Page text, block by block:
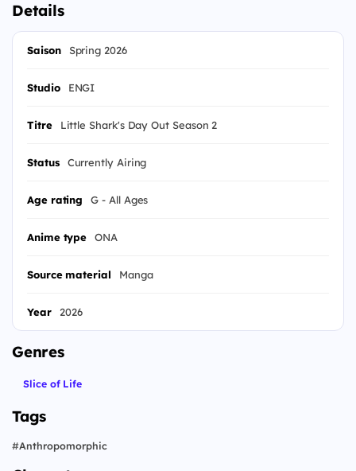
Details
Saison Spring 2026
Studio ENGI
Titre Little Shark's Day Out Season 2
Status Currently Airing
Age rating G - All Ages
Anime type ONA
Source material Manga
Year 2026
Genres
Slice of Life
Tags
#Anthropomorphic